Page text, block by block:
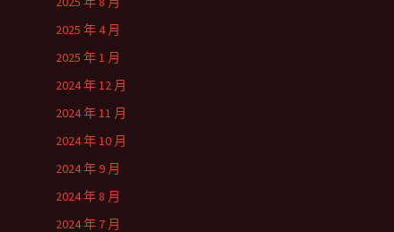
2025 年 4 月
2025 年 1 月
2024 年 12 月
2024 年 11 月
2024 年 10 月
2024 年 9 月
2024 年 8 月
2024 年 7 月